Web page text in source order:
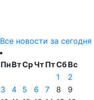
Все новости за сегодня
ПнВтСрЧтПтСбВс
1
2
3
4 5 6 7 8
9